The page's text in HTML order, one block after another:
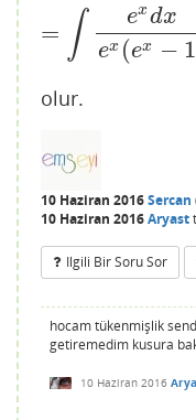
= ∫ ex dx
ex (ex − 1
olur.
10 Haziran 2016Sercan
10 Haziran 2016Aryast
Ilgili Bir Soru Sor
hocam tükenmişlik
getiremedim kusura
10 Haziran 2016